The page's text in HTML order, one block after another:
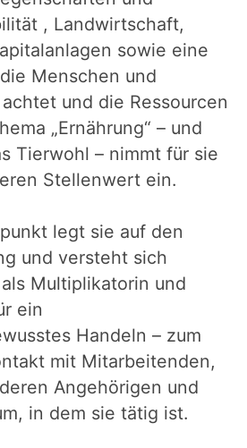
, Landwirtschaft,
sowie eine
Menschen und
und die Ressourcen
„Ernährung“ – und
Tierwohl – nimmt für sie
Stellenwert ein.
legt sie auf den
und versteht sich
Multiplikatorin und
ein
Handeln – zum
mit Mitarbeitenden,
Angehörigen und
in dem sie tätig ist.